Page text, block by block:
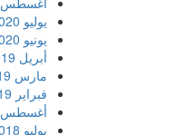
يوليو 2020
يونيو 2020
أبريل 2019
مارس 2019
فبراير 2019
أغسطس 2018
يوليو 2018